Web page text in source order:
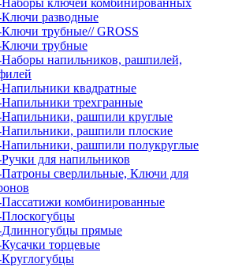
Наборы ключей комбинированных
Ключи разводные
Ключи трубные// GROSS
Ключи трубные
Наборы напильников, рашпилей,
Напильники квадратные
Напильники трехгранные
Напильники, рашпили круглые
Напильники, рашпили плоские
Напильники, рашпили полукруглые
для напильников
Патроны сверлильные, Ключи для
Пассатижи комбинированные
Плоскогубцы
Длинногубцы прямые
торцевые
Круглогубцы